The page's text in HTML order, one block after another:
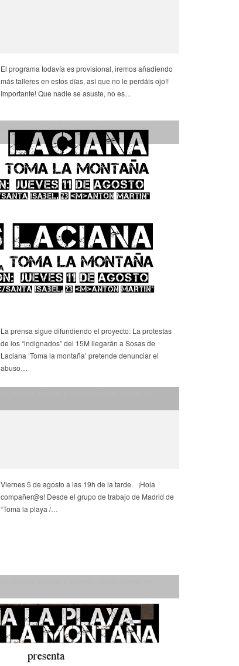
El programa todavía es provisional, iremos añadiendo
más talleres en estos días, así que no le perdáis ojo!!
Importante! Que nadie se asuste, no es…
La prensa sigue difundiendo el proyecto: La protestas
de los “indignados” del 15M llegarán a Sosas de
Laciana ‘Toma la montaña’ pretende denunciar el
abuso…
Viernes 5 de agosto a las 19h de la tarde. ¡Hola
compañer@s! Desde el grupo de trabajo de Madrid de
“Toma la playa /…